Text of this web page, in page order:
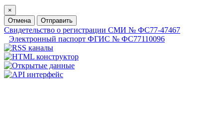
×
Отмена
Отправить
Свидетельство о регистрации СМИ № ФС77-47467
Электронный паспорт ФГИС № ФС77110096